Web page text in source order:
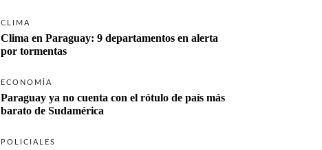
CLIMA
Clima en Paraguay: 9 departamentos en alerta
por tormentas
ECONOMÍA
Paraguay ya no cuenta con el rótulo de país más
barato de Sudamérica
POLICIALES